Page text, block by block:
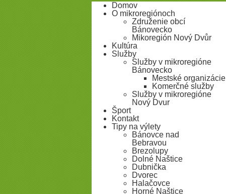
Domov
O mikroregiónoch
Združenie obcí
Bánovecko
Mikoregión Nový Dvůr
Kultúra
Služby
Služby v mikroregióne
Bánovecko
Mestské organizácie
Komerčné služby
Služby v mikroregióne
Nový Dvur
Šport
Kontakt
Tipy na výlety
Bánovce nad
Bebravou
Brezolupy
Dolné Naštice
Dubnička
Dvorec
Halačovce
Horné Naštice